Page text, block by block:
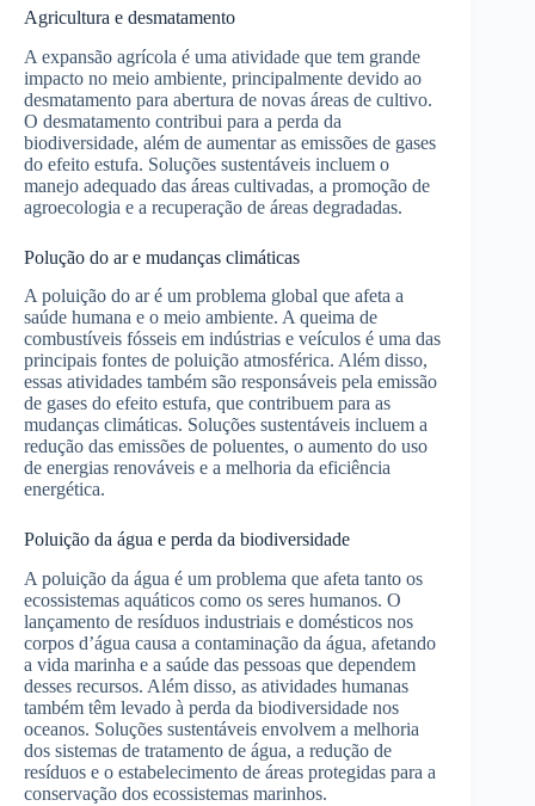
Agricultura e desmatamento
A expansão agrícola é uma atividade que tem grande
impacto no meio ambiente, principalmente devido ao
desmatamento para abertura de novas áreas de cultivo.
O desmatamento contribui para a perda da
biodiversidade, além de aumentar as emissões de gases
do efeito estufa. Soluções sustentáveis incluem o
manejo adequado das áreas cultivadas, a promoção de
agroecologia e a recuperação de áreas degradadas.
Polução do ar e mudanças climáticas
A poluição do ar é um problema global que afeta a
saúde humana e o meio ambiente. A queima de
combustíveis fósseis em indústrias e veículos é uma das
principais fontes de poluição atmosférica. Além disso,
essas atividades também são responsáveis pela emissão
de gases do efeito estufa, que contribuem para as
mudanças climáticas. Soluções sustentáveis incluem a
redução das emissões de poluentes, o aumento do uso
de energias renováveis e a melhoria da eficiência
energética.
Poluição da água e perda da biodiversidade
A poluição da água é um problema que afeta tanto os
ecossistemas aquáticos como os seres humanos. O
lançamento de resíduos industriais e domésticos nos
corpos d’água causa a contaminação da água, afetando
a vida marinha e a saúde das pessoas que dependem
desses recursos. Além disso, as atividades humanas
também têm levado à perda da biodiversidade nos
oceanos. Soluções sustentáveis envolvem a melhoria
dos sistemas de tratamento de água, a redução de
resíduos e o estabelecimento de áreas protegidas para a
conservação dos ecossistemas marinhos.